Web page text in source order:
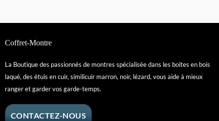
Coffret-Montre
La Boutique des passionnés de montres spécialisée dans les boites en bois
laqué, des étuis en cuir, similicuir marron, noir, lézard, vous aide à mieux
ranger et garder vos garde-temps.
CONTACTEZ-NOUS